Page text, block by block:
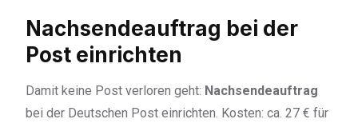
Nachsendeauftrag bei der
Post einrichten
Damit keine Post verloren geht: Nachsendeauftrag
bei der Deutschen Post einrichten. Kosten: ca. 27 € für